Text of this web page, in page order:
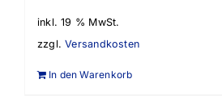
inkl. 19 % MwSt.
zzgl.Versandkosten
In den Warenkorb